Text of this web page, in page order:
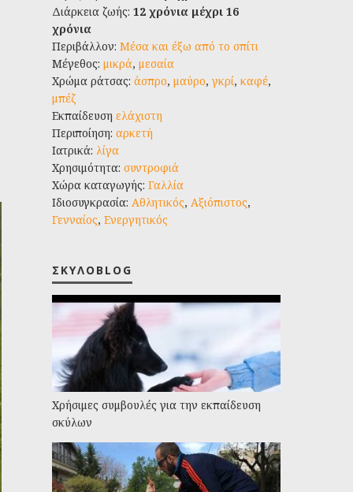
Διάρκεια ζωής: 12 χρόνια μέχρι 16
χρόνια
Περιβάλλον: Μέσα και έξω από το σπίτι
Μέγεθος: μικρά, μεσαία
Χρώμα ράτσας: άσπρο, μαύρο,γκρί, καφέ,
μπέζ
Εκπαίδευση ελάχιστη
Περιποίηση: αρκετή
Ιατρικά: λίγα
Χρησιμότητα: συντροφιά
Χώρα καταγωγής: Γαλλία
Ιδιοσυγκρασία: Αθλητικός, Αξιόπιστος,
Γενναίος, Ενεργητικός
ΣΚΥΛΟBLOG
Χρήσιμες συμβουλές για την εκπαίδευση
σκύλων